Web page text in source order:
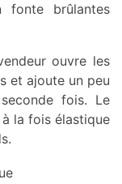
fonte brûlantes
ouvre les
et ajoute un peu
fois. Le
la fois élastique